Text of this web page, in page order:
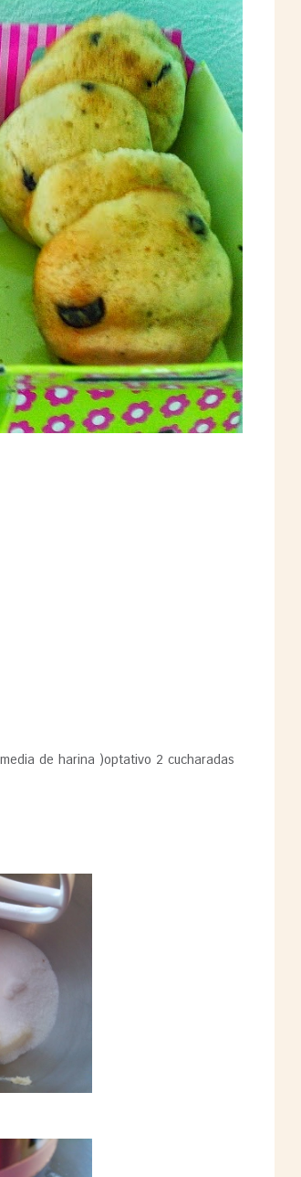
de harina )optativo 2 cucharadas